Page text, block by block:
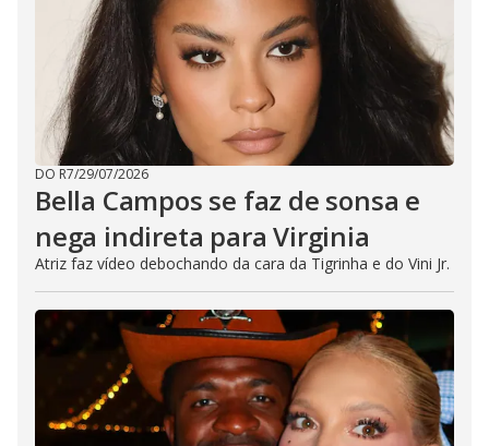
DO R7/29/07/2026
Bella Campos se faz de sonsa e
nega indireta para Virginia
Atriz faz vídeo debochando da cara da Tigrinha e do Vini Jr.